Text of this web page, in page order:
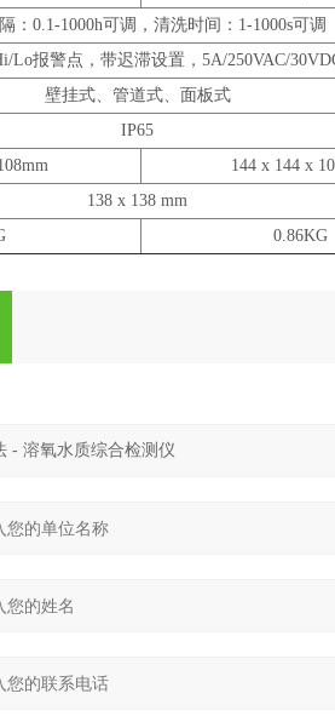
：0.1-1000h可调，清洗时间：1-1000s可调
Lo报警点，带迟滞设置，5A/250VAC/
壁挂式、管道式、面板式
IP65
144 x 144 x
138 x 138 mm
0.86KG